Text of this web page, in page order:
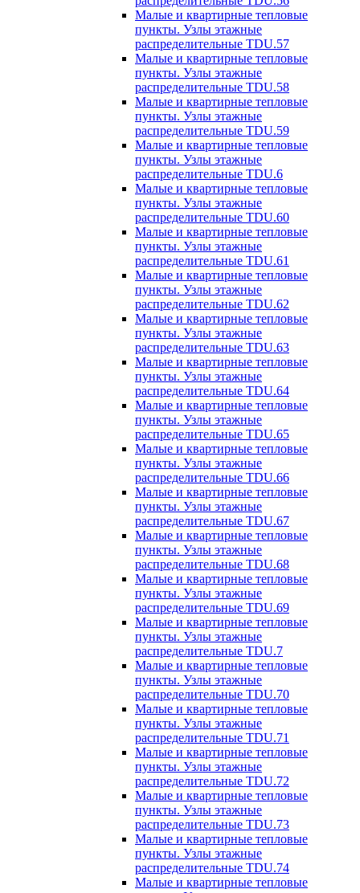
Малые и квартирные тепловые
пункты. Узлы этажные
распределительные TDU.57
Малые и квартирные тепловые
пункты. Узлы этажные
распределительные TDU.58
Малые и квартирные тепловые
пункты. Узлы этажные
распределительные TDU.59
Малые и квартирные тепловые
пункты. Узлы этажные
распределительные TDU.6
Малые и квартирные тепловые
пункты. Узлы этажные
распределительные TDU.60
Малые и квартирные тепловые
пункты. Узлы этажные
распределительные TDU.61
Малые и квартирные тепловые
пункты. Узлы этажные
распределительные TDU.62
Малые и квартирные тепловые
пункты. Узлы этажные
распределительные TDU.63
Малые и квартирные тепловые
пункты. Узлы этажные
распределительные TDU.64
Малые и квартирные тепловые
пункты. Узлы этажные
распределительные TDU.65
Малые и квартирные тепловые
пункты. Узлы этажные
распределительные TDU.66
Малые и квартирные тепловые
пункты. Узлы этажные
распределительные TDU.67
Малые и квартирные тепловые
пункты. Узлы этажные
распределительные TDU.68
Малые и квартирные тепловые
пункты. Узлы этажные
распределительные TDU.69
Малые и квартирные тепловые
пункты. Узлы этажные
распределительные TDU.7
Малые и квартирные тепловые
пункты. Узлы этажные
распределительные TDU.70
Малые и квартирные тепловые
пункты. Узлы этажные
распределительные TDU.71
Малые и квартирные тепловые
пункты. Узлы этажные
распределительные TDU.72
Малые и квартирные тепловые
пункты. Узлы этажные
распределительные TDU.73
Малые и квартирные тепловые
пункты. Узлы этажные
распределительные TDU.74
Малые и квартирные тепловые